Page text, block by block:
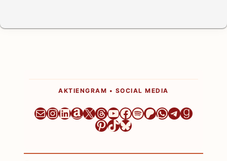
AKTIENGRAM • SOCIAL MEDIA
Newsletter
Instagram
LinkedIn
Amazon
X Threads
YouTube
Facebook
Spotify
Patreon
WhatsApp
Telegram
Pinterest
TikTok
Bluesky